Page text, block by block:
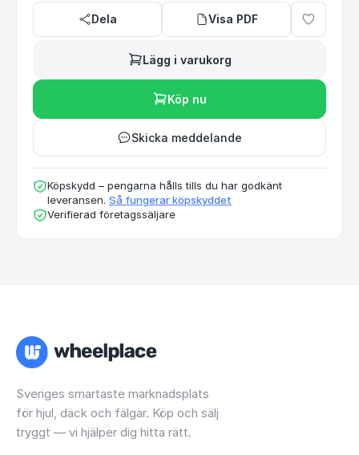
Dela Visa PDF
Lägg i varukorg
Köp nu
Skicka meddelande
Köpskydd – pengarna hålls tills du har godkänt
leveransen. Så fungerar köpskyddet
Verifierad företagssäljare
Sveriges smartaste marknadsplats
för hjul, däck och fälgar. Köp och sälj
tryggt — vi hjälper dig hitta rätt.